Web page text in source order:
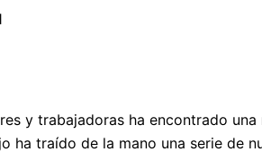
y trabajadoras ha encontrado una
ha traído de la mano una serie de